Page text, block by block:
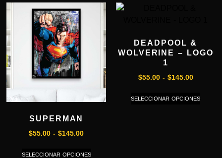
SUPERMAN
$55.00 - $145.00
SELECCIONAR OPCIONES
DEADPOOL &
WOLVERINE – LOGO
1
$55.00 - $145.00
SELECCIONAR OPCIONES